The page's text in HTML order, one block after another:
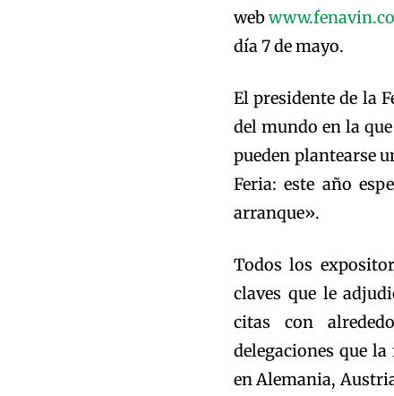
web
día 7 de mayo.
El presidente de la
del mundo en la
pueden plantearse
Feria: este año
arranque».
Todos los
claves que le
citas con
delegaciones que
en Alemania,